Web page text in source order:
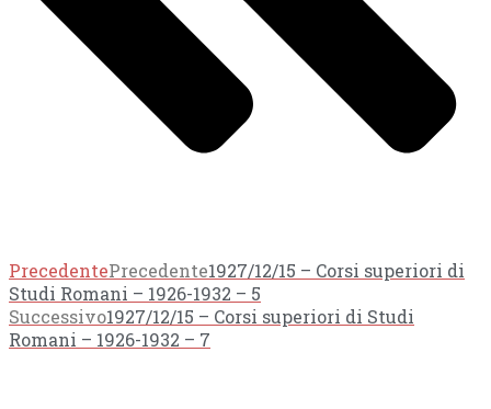
PrecedentePrecedente1927/12/15 – Corsi superiori di
Studi Romani – 1926-1932 – 5
Successivo1927/12/15 – Corsi superiori di Studi
Romani – 1926-1932 – 7